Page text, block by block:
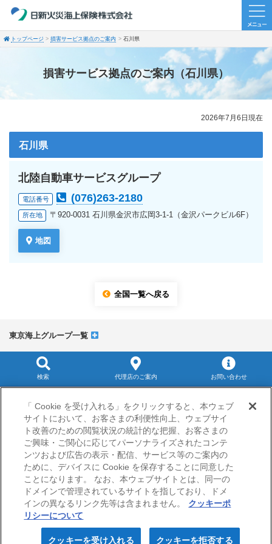
トップページ 損害サービス拠点のご案内 石川県
損害サービス拠点のご案内（石川県）
2026年7月6日現在
石川県
北陸自動車サービスグループ
電話番号 (076)263-2180
所在地 〒920-0031 石川県金沢市広岡3-1-1（金沢パークビル6F）
地図
全国一覧へ戻る
東京海上グループ一覧
検索 代理店のご案内 お問い合わせ
サイトマップ
当サイトのご利用にあたって
勧誘方針
プライバシーポリシー（個人情報のお取扱いについて）
© Nisshin Fire & Marine Insurance Co.,Ltd.
All Rights Reserved.
「 Cookie を受け入れる」をクリックすると、本ウェブ
サイトにおいて、お客さまの利便性向上、ウェブサイ
ト改善のための閲覧状況の統計的な把握、お客さまの
ご興味・ご関心に応じてパーソナライズされたコンテ
ンツおよび広告の表示・配信、サービス等のご案内の
ために、デバイスに Cookie を保存することに同意した
ことになります。 なお、本ウェブサイトとは、同一の
ドメインで管理されているサイトを指しており、ドメ
インの異なるリンク先等は含まれません。
クッキーポ
リシーについて
クッキーを拒否する
クッキーを受け入れる